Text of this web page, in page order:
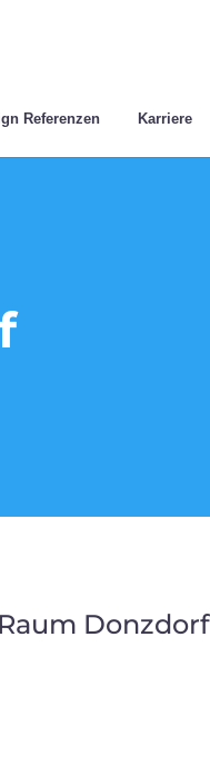
Referenzen Karriere
Donzdorf